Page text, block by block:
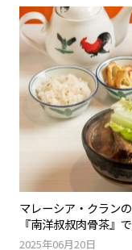
マレーシア・クラン
『南洋叔叔肉骨茶』
2025年06月20日